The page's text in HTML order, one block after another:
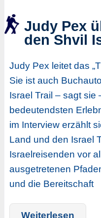
Judy Pex
den Shvil
Judy Pex leitet das
Sie ist auch
Israel Trail – sagt sie
bedeutendsten
im Interview erzählt
Land und den Israel
Israelreisenden vor
ausgetretenen
und die Bereitschaft
Weiterlesen